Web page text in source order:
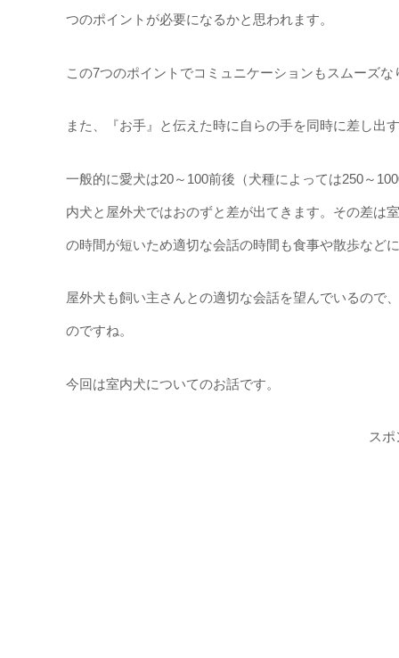
つのポイントが必要になるかと思われます。
この7つのポイントでコミュニケーションもスムーズ
また、『お手』と伝えた時に自らの手を同時に差し出
一般的に愛犬は20～100前後（犬種によっては250～
内犬と屋外犬ではおのずと差が出てきます。その差は
の時間が短いため適切な会話の時間も食事や散歩など
屋外犬も飼い主さんとの適切な会話を望んでいるので
のですね。
今回は室内犬についてのお話です。
ス